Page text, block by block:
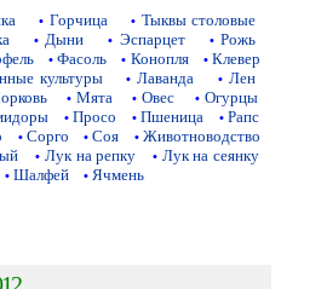
• Горчица • Тыквы столовые
• Дыни • Эспарцет • Рожь
• Фасоль • Конопля • Клевер
культуры • Лаванда • Лен
• Мята • Овес • Огурцы
• Просо • Пшеница • Рапс
• Сорго • Соя • Животноводство
• Лук на репку • Лук на сеянку
• Шалфей • Ячмень